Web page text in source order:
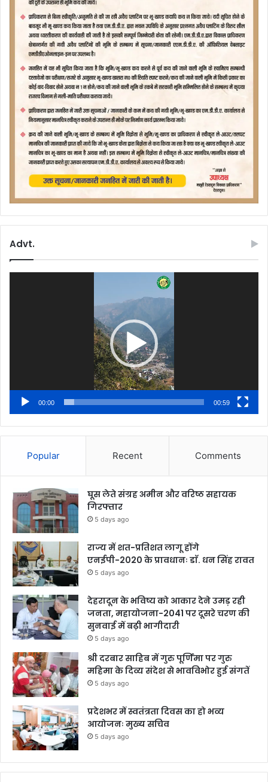
Advt.
00:00 00:59
Popular Recent Comments
घूस लेते संग्रह अमीन और वरिष्ठ सहायक
गिरफ्तार
5 days ago
राज्य में शत-प्रतिशत लागू होंगे
एनईपी-2020 के प्रावधानः डाॅ. धन सिंह रावत
5 days ago
देहरादून के भविष्य को आकार देने उमड़ रही
जनता, महायोजना-2041 पर दूसरे चरण की
सुनवाई में बढ़ी भागीदारी
5 days ago
श्री दरबार साहिब में गुरु पूर्णिमा पर गुरु
महिमा के दिव्य संदेश से भावविभोर हुई संगतें
5 days ago
प्रदेशभर में स्वतंत्रता दिवस का हो भव्य
आयोजनः मुख्य सचिव
5 days ago